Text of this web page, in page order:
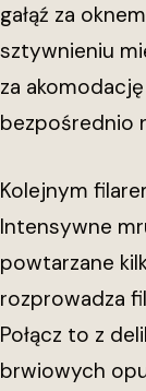
gałąź za
sztywnieniu
za
bezpośrednio
Kolejnym
Intensywne
powtarzane
rozprowadza
Połącz to z
brwiowych